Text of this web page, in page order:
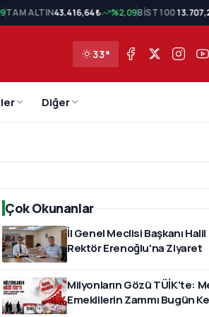
TAM ALTIN43.416,64 ₺ %2,09BİST 100
33°
Diğer
Çok Okunanlar
İl Genel Meclisi Başkanı
Rektör Erenoğlu'na Ziyaret
Milyonların Gözü TÜİK'te:
Emeklilerin Zammı Bugün